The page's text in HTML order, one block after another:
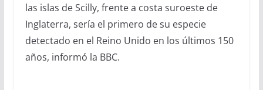
las islas de Scilly, frente a costa suroeste de
Inglaterra, sería el primero de su especie
detectado en el Reino Unido en los últimos 150
años, informó la BBC.